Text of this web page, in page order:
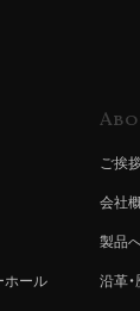
ホール
ご挨
会社
製品
沿革・